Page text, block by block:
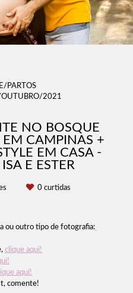
PARTOS
2021
NO BOSQUE
EM CAMPINAS +
EM CASA -
E ESTER
0curtidas
ou outro tipo de fotografia:
clique aqui!
aqui!
comente!